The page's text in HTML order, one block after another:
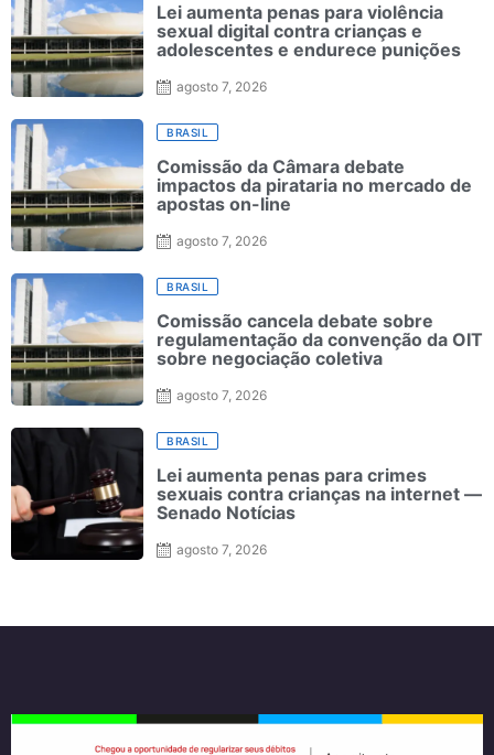
Lei aumenta penas para violência
sexual digital contra crianças e
adolescentes e endurece punições
agosto 7, 2026
BRASIL
Comissão da Câmara debate
impactos da pirataria no mercado de
apostas on-line
agosto 7, 2026
BRASIL
Comissão cancela debate sobre
regulamentação da convenção da OIT
sobre negociação coletiva
agosto 7, 2026
BRASIL
Lei aumenta penas para crimes
sexuais contra crianças na internet —
Senado Notícias
agosto 7, 2026